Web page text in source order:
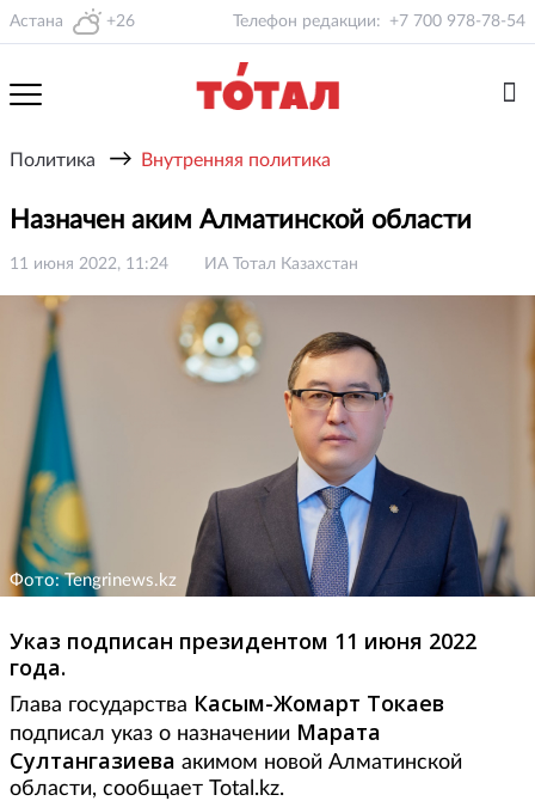
Астана +26 Телефон редакции: +7 700 978-78-54
Политика → Внутренняя политика
Назначен аким Алматинской области
11 июня 2022, 11:24 ИА Тотал Казахстан
Фото: Tengrinews.kz
Указ подписан президентом 11 июня 2022
года.
Глава государства Касым-Жомарт Токаев
подписал указ о назначении Марата
Султангазиева акимом новой Алматинской
области, сообщает Total.kz.